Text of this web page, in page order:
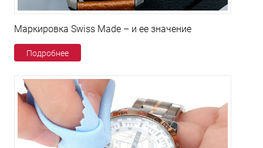
Маркировка Swiss Made – и ее значение
Подробнее